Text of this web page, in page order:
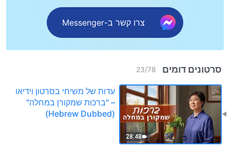
צרו קשר ב-Messenger
סרטונים דומים 23/78
28:48
עדות של משיחי בסרטון וידיאו
– "ברכות שמקורן במחלה"
(Hebrew Dubbed)